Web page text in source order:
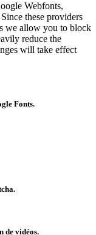
Webfonts,
these providers
we allow you to block
reduce the
will take effect
Fonts.
de vidéos.